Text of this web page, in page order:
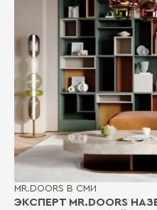
MR.DOORS В СМИ
ЭКСПЕРТ MR.DOORS